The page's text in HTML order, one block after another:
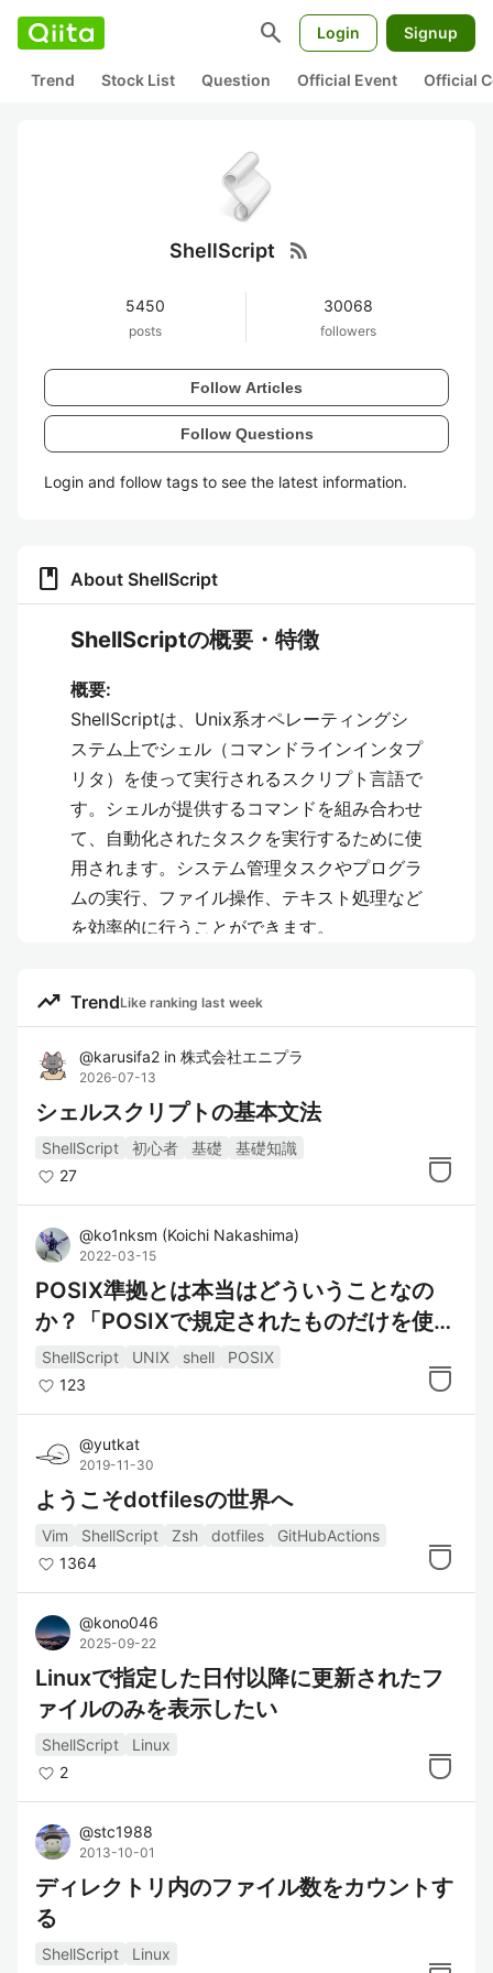
search Login Signup
Trend Stock List Question Official Event Official
ShellScript rss_feed
5450
posts
30068
followers
Follow Articles
Follow Questions
Login and follow tags to see the latest information.
book About ShellScript
ShellScriptの概要・特徴
概要:
ShellScriptは、Unix系オペレーティングシ
ステム上でシェル（コマンドラインインタプ
リタ）を使って実行されるスクリプト言語で
す。シェルが提供するコマンドを組み合わせ
て、自動化されたタスクを実行するために使
用されます。システム管理タスクやプログラ
ムの実行、ファイル操作、テキスト処理など
を効率的に行うことができます。
自動化:
シェルスクリプトは、複数のコマンド
を順序立てて実行することで、定型作
業を自動化できます。これにより、手
動で行っていた一連のタスクを効率的
プラットフォーム依存性:
ShellScriptはUnix系システムで動作
するため、LinuxやmacOSなどで利用
されます。WindowsでもWSL（Wind
ows Subsystem for Linux）を使うこ
とで実行可能です。
シェルスクリプトは、条件分岐やルー
プ、関数などのプログラミング要素を
含むことができ、複雑な処理を簡潔に
記述できます。
豊富なユーティリティコマンド:
d, findなどの豊富なコマンドを利用し
て、テキスト処理やファイル操作を柔
軟に行うことができます。
リファレンス
GNU Bash Official Website
ドキュメント:
Bash Reference Manual
Advanced Bash-Scripting Guide
Shell Scripting Tutorial
trending_up TrendLike ranking last week
@karusifa2 in 株式会社エニプラ
2026-07-13
シェルスクリプトの基本文法
ShellScript 初心者 基礎
基礎知識
27
@ko1nksm (Koichi Nakashima)
2022-03-15
POSIX準拠とは本当はどういうことなの
か？「POSIXで規定されたものだけを使
う」ではありません
ShellScript UNIX shell
POSIX
123
@yutkat
2019-11-30
ようこそdotfilesの世界へ
Vim ShellScript Zsh dotfiles
GitHubActions
1364
@kono046
2025-09-22
Linuxで指定した日付以降に更新されたフ
ァイルのみを表示したい
ShellScript
Linux
2
@stc1988
2013-10-01
ディレクトリ内のファイル数をカウントす
る
ShellScript
Linux